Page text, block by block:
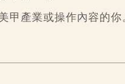
甲產業或操作內容的